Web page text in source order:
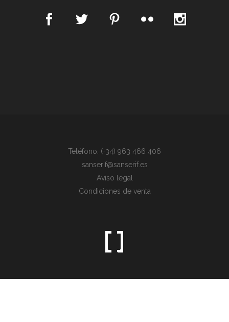
Teléfono: (+34) 963 466 406
sanserif@sanserif.es
Aviso legal
Condiciones de venta